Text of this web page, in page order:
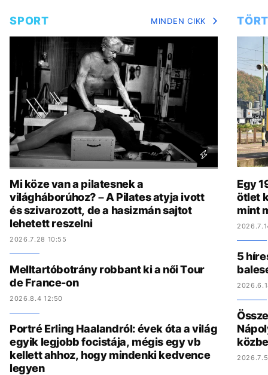
SPORT MINDEN CIKK
Mi köze van a pilatesnek a
világháborúhoz? – A Pilates atyja ivott
és szivarozott, de a hasizmán sajtot
lehetett reszelni
2026.7.28 10:55
Melltartóbotrány robbant ki a női Tour
de France-on
2026.8.4 12:50
Portré Erling Haalandról: évek óta a világ
egyik legjobb focistája, mégis egy vb
kellett ahhoz, hogy mindenki kedvence
legyen
Egy
ötlet
mint
5